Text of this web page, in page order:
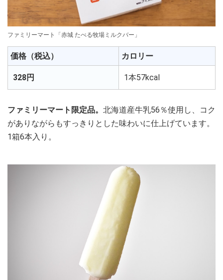
ファミリーマート「赤城 たべる牧場ミルクバー」
価格（税込） カロリー
328円 1本57kcal
ファミリーマート限定品。 北海道産牛乳56％使用し、コク
がありながらもすっきりとした味わいに仕上げています。
1箱6本入り。